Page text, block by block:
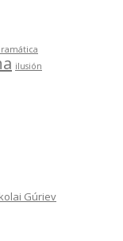
ilusión
Gúriev